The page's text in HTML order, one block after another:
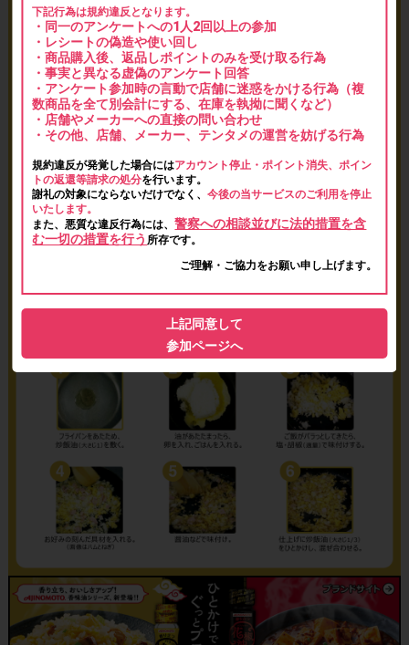
下記行為は規約違反となります。
・同一のアンケートへの1人2回以上の参加
・レシートの偽造や使い回し
・商品購入後、返品しポイントのみを受け取る行為
・事実と異なる虚偽のアンケート回答
・アンケート参加時の言動で店舗に迷惑をかける行為（複
数商品を全て別会計にする、在庫を執拗に聞くなど）
・店舗やメーカーへの直接の問い合わせ
・その他、店舗、メーカー、テンタメの運営を妨げる行為
規約違反が発覚した場合にはアカウント停止・ポイント消失、ポイン
トの返還等請求の処分を行います。
謝礼の対象にならないだけでなく、今後の当サービスのご利用を停止
いたします。
また、悪質な違反行為には、警察への相談並びに法的措置を含
む一切の措置を行う 所存です。
ご理解・ご協力をお願い申し上げます。
上記同意して
参加ページへ